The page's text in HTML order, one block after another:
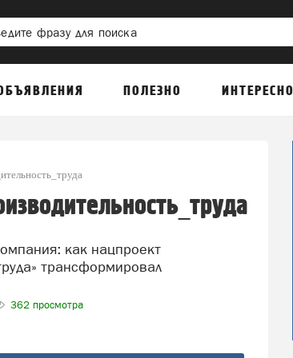
ПОЛЕЗНО ИНТЕРЕСНО
трансформировал
362 просмотра